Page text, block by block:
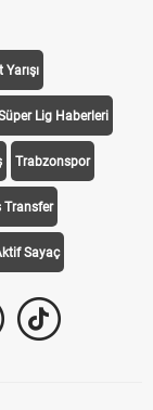
Yarışı
Lig Haberleri
Trabzonspor
Transfer
Sayaç